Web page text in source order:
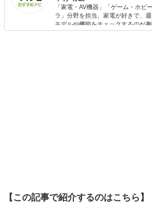
「家電・AV機器」「ゲーム・ホビ
ラ」分野を担当。家電が好きで、
モデルや機能をチェックするのが
ムを楽しみながら、新作タイトル
【この記事で紹介するのはこちら】